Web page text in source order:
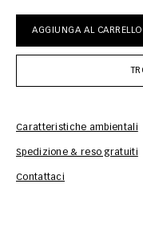
AGGIUNGA AL CARRELLO
Caratteristiche ambientali
Spedizione & reso gratuiti
Contattaci